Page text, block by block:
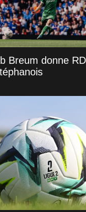
Breum donne